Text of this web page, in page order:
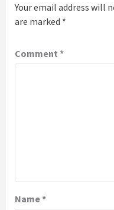
Your email address will
are marked *
Comment *
Name*